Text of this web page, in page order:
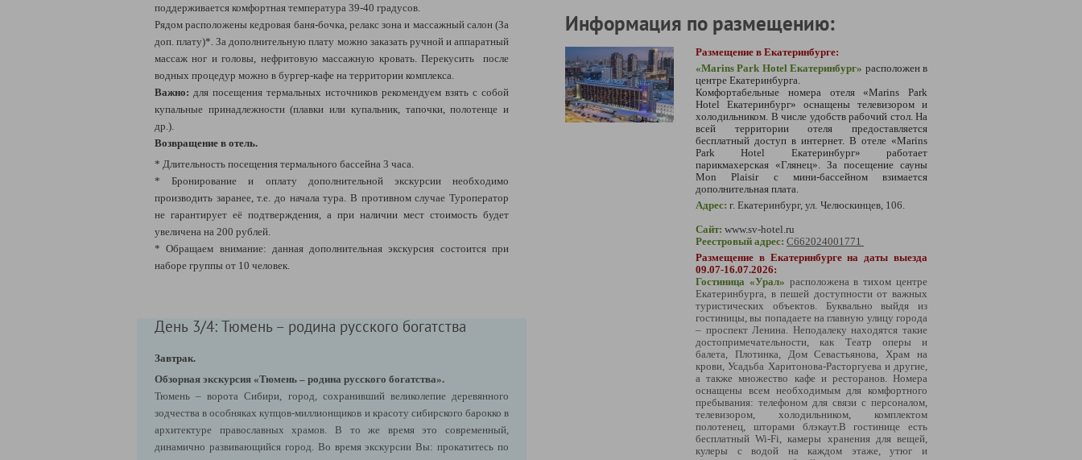
поддерживается комфортная температура 39-40 градусов.
Рядом расположены кедровая баня-бочка, релакс зона и массажный салон (За
доп. плату)*. За дополнительную плату можно заказать ручной и аппаратный
массаж ног и головы, нефритовую массажную кровать. Перекусить после
водных процедур можно в бургер-кафе на территории комплекса.
Важно: для посещения термальных источников рекомендуем взять с собой
купальные принадлежности (плавки или купальник, тапочки, полотенце и
др.).
Возвращение в отель.
* Длительность посещения термального бассейна 3 часа.
* Бронирование и оплату дополнительной экскурсии необходимо
производить заранее, т.е. до начала тура. В противном случае Туроператор
не гарантирует её подтверждения, а при наличии мест стоимость будет
увеличена на 200 рублей.
* Обращаем внимание: данная дополнительная экскурсия состоится при
наборе группы от 10 человек.
День 3/4: Тюмень – родина русского богатства
Завтрак.
Обзорная экскурсия «Тюмень – родина русского богатства».
Тюмень – ворота Сибири, город, сохранивший великолепие деревянного
зодчества в особняках купцов-миллионщиков и красоту сибирского барокко в
архитектуре православных храмов. В то же время это современный,
динамично развивающийся город. Во время экскурсии Вы:прокатитесь по
Информация по размещению:
Размещение в Екатеринбурге:
«Marins Park Hotel Екатеринбург» расположен в
центре Екатеринбурга.
Комфортабельные номера отеля «Marins Park
Hotel Екатеринбург» оснащены телевизором и
холодильником. В числе удобств рабочий стол. На
всей территории отеля предоставляется
бесплатный доступ в интернет. В отеле «Marins
Park Hotel Екатеринбург» работает
парикмахерская «Глянец». За посещение сауны
Mon Plaisir с мини-бассейном взимается
дополнительная плата.
Адрес: г. Екатеринбург, ул. Челюскинцев, 106.
Сайт: www.sv-hotel.ru
Реестровый адрес: С662024001771
Размещение в Екатеринбурге на даты выезда
09.07-16.07.2026:
Гостиница «Урал» расположена в тихом центре
Екатеринбурга, в пешей доступности от важных
туристических объектов. Буквально выйдя из
гостиницы, вы попадаете на главную улицу города
– проспект Ленина. Неподалеку находятся такие
достопримечательности, как Театр оперы и
балета, Плотинка, Дом Севастьянова, Храм на
крови, Усадьба Харитонова-Расторгуева и другие,
а также множество кафе и ресторанов. Номера
оснащены всем необходимым для комфортного
пребывания: телефоном для связи с персоналом,
телевизором, холодильником, комплектом
полотенец, шторами блэкаут.В гостинице есть
бесплатный Wi-Fi, камеры хранения для вещей,
кулеры с водой на каждом этаже, утюг и